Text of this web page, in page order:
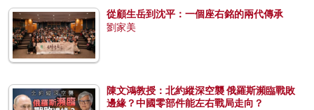
從顧生岳到沈平：一個座右銘的兩代傳承
劉家美
陳文鴻教授：北約縱深空襲 俄羅斯瀕臨戰敗
邊緣？中國零部件能左右戰局走向？